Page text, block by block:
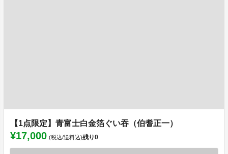
【1点限定】青富士白金箔ぐい吞（伯耆正一）
¥17,000 (税込/送料込)残り0